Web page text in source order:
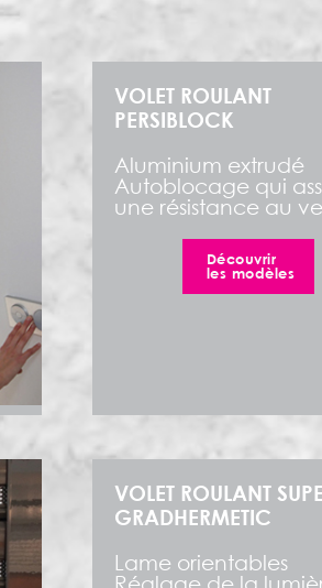
VOLET ROULANT
PERSIBLOCK
Aluminium extrudé
Autoblocage qui
une résistance au
Découvrir
les modèles
VOLET ROULANT
GRADHERMETIC
Lame orientables
Réglage de la